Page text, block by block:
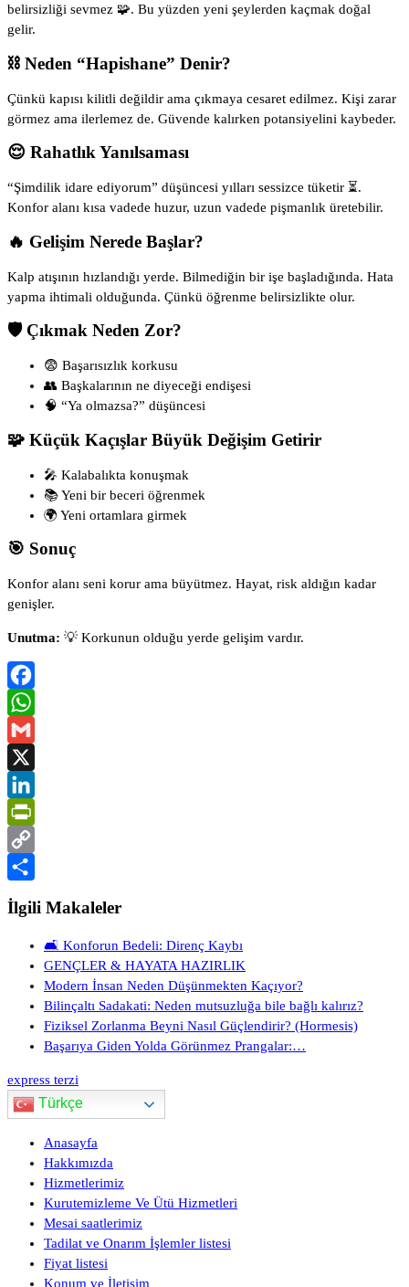
belirsizliği sevmez 🧩. Bu yüzden yeni şeylerden kaçmak doğal
gelir.
⛓ Neden “Hapishane” Denir?
Çünkü kapısı kilitli değildir ama çıkmaya cesaret edilmez. Kişi zarar
görmez ama ilerlemez de. Güvende kalırken potansiyelini kaybeder.
😌 Rahatlık Yanılsaması
“Şimdilik idare ediyorum” düşüncesi yılları sessizce tüketir ⏳.
Konfor alanı kısa vadede huzur, uzun vadede pişmanlık üretebilir.
🔥 Gelişim Nerede Başlar?
Kalp atışının hızlandığı yerde. Bilmediğin bir işe başladığında. Hata
yapma ihtimali olduğunda. Çünkü öğrenme belirsizlikte olur.
🛡 Çıkmak Neden Zor?
😨 Başarısızlık korkusu
👥 Başkalarının ne diyeceği endişesi
🧠 “Ya olmazsa?” düşüncesi
🧩 Küçük Kaçışlar Büyük Değişim Getirir
🎤 Kalabalıkta konuşmak
📚 Yeni bir beceri öğrenmek
🌍 Yeni ortamlara girmek
🎯 Sonuç
Konfor alanı seni korur ama büyütmez. Hayat, risk aldığın kadar
genişler.
Unutma: 💡 Korkunun olduğu yerde gelişim vardır.
Facebook
WhatsApp
Gmail
X
LinkedIn
PrintFriendly
Copy
İlgili Makaleler
🛋️ Konforun Bedeli: Direnç Kaybı
GENÇLER & HAYATA HAZIRLIK
Modern İnsan Neden Düşünmekten Kaçıyor?
Bilinçaltı Sadakati: Neden mutsuzluğa bile bağlı kalırız?
Fiziksel Zorlanma Beyni Nasıl Güçlendirir? (Hormesis)
Başarıya Giden Yolda Görünmez Prangalar:…
express terzi
Türkçe
Anasayfa
Hakkımızda
Hizmetlerimiz
Kurutemizleme Ve Ütü Hizmetleri
Mesai saatlerimiz
Tadilat ve Onarım İşlemler listesi
Fiyat listesi
Konum ve İletişim